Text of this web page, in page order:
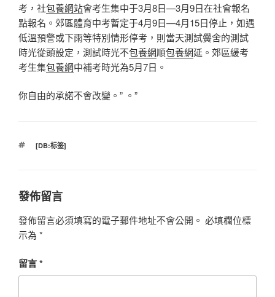
考，社包養網站會考生集中于3月8日—3月9日在社會報名
點報名。郊區體育中考暫定于4月9日—4月15日停止，如遇
低溫預警或下雨等特別情形停考，則當天測試黌舍的測試
時光從頭設定，測試時光不包養網順包養網延。郊區緩考
考生集包養網中補考時光為5月7日。
你自由的承諾不會改變。” 。”
標
[DB:标签]
發佈留言
發佈留言必須填寫的電子郵件地址不會公開。 必填欄位標
示為 *
留言*